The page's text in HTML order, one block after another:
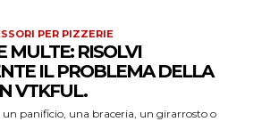
PER PIZZERIE
MULTE: RISOLVI
IL PROBLEMA DELLA
VTKFUL.
un panificio, una braceria, un girarrosto o